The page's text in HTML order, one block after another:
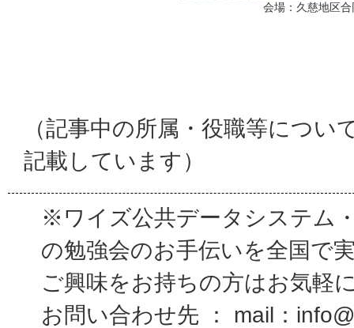
会場：久慈地区
（記事中の所属・役職等につい
記載しています）
※ワイズ公共データシステム
の勉強会のお手伝いを全国で
ご興味をお持ちの方はお気軽
お問い合わせ先 ： mail：